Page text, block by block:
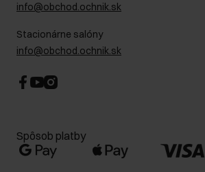
info@obchod.ochnik.sk
Stacionárne salóny
info@obchod.ochnik.sk
Spôsob platby